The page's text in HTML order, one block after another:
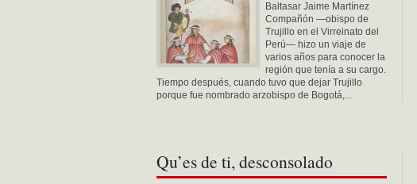
Baltasar Jaime Martínez
Compañón —obispo de
Trujillo en el Virreinato del
Perú— hizo un viaje de
varios años para conocer la
región que tenía a su cargo.
Tiempo después, cuando tuvo que dejar Trujillo
porque fue nombrado arzobispo de Bogotá,...
Qu’es de ti, desconsolado